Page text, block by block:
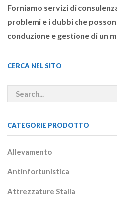
Forniamo servizi di
problemi e i dubbi che
conduzione e gestione di un
CERCA NEL SITO
CATEGORIE PRODOTTO
Allevamento
Antinfortunistica
Attrezzature Stalla